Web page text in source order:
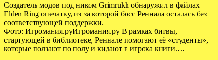
Создатель модов под ником Grimrukh обнаружил в файлах
Elden Ring опечатку, из-за которой босс Реннала осталась без
соответствующей поддержки.
Фото: Игромания.руИгромания.ру В рамках битвы,
стартующей в библиотеке, Реннале помогают её «студенты»,
которые ползают по полу и кидают в игрока книги.…